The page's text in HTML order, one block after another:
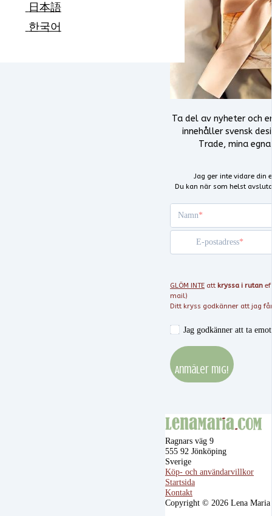
日本語
한국어
Ta del av nyheter och
innehåller svensk
Trade, mina
Jag ger inte vidare din
Du kan när som helst
Namn
E-postadress
GLÖM INTE att kryssa i rutan
mail)
Ditt kryss godkänner att jag
Jag godkänner att ta
Anmäler mig!
Ragnars väg 9
555 92 Jönköping
Sverige
Köp- och användarvillkor
Startsida
Kontakt
Copyright © 2026 Lena